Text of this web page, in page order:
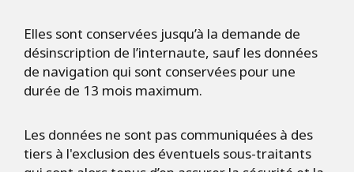
Elles sont conservées jusqu’à la demande de
désinscription de l’internaute, sauf les données
de navigation qui sont conservées pour une
durée de 13 mois maximum.
Les données ne sont pas communiquées à des
tiers à l'exclusion des éventuels sous-traitants